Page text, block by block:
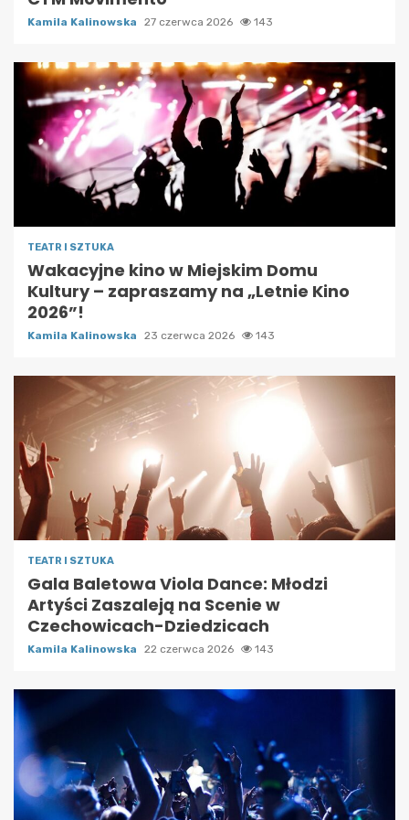
Kamila Kalinowska 27 czerwca 2026 143
TEATR I SZTUKA
Wakacyjne kino w Miejskim Domu
Kultury – zapraszamy na „Letnie Kino
2026”!
Kamila Kalinowska 23 czerwca 2026 143
TEATR I SZTUKA
Gala Baletowa Viola Dance: Młodzi
Artyści Zaszaleją na Scenie w
Czechowicach-Dziedzicach
Kamila Kalinowska 22 czerwca 2026 143